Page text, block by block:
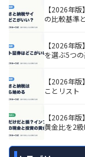
【2026年
の比較基準
【2026年
を選ぶ5つ
【2026年
ことリスト
【2026年
黄金比を2